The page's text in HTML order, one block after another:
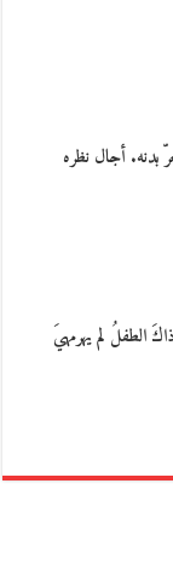
بدنه. أجال نظره
الطفلُ لم يهرمهيَ